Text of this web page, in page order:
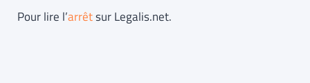
Pour lire l’arrêtsur Legalis.net.